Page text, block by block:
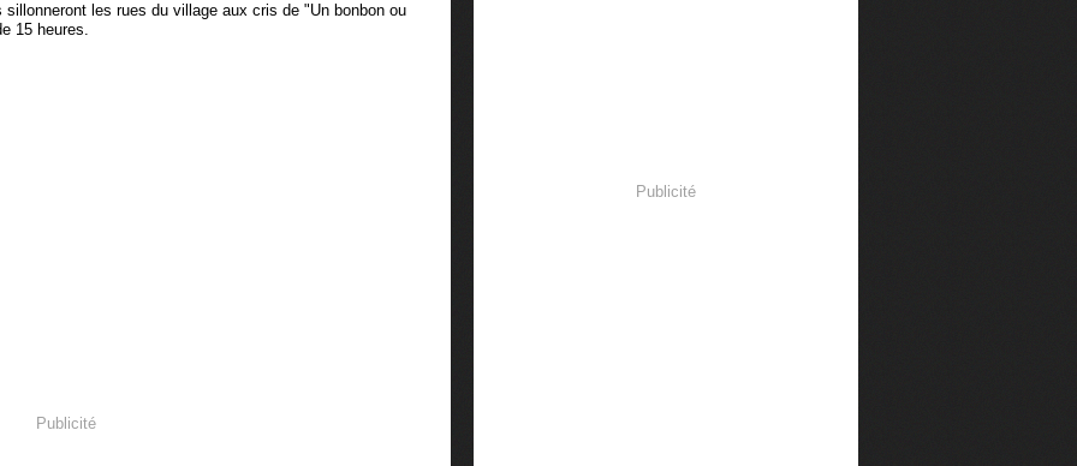
les rues du village aux cris de "Un bonbon ou
15 heures.
Publicité
Publicité